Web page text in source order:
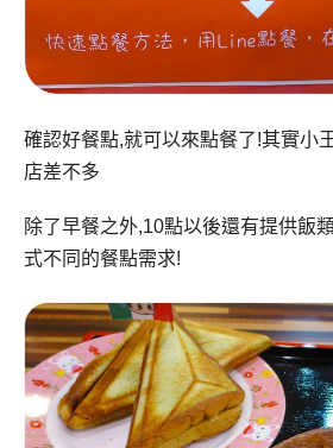
確認好餐點,就可以來點餐了!其實小
店差不多
除了早餐之外,10點以後還有提供飯
式不同的餐點需求!